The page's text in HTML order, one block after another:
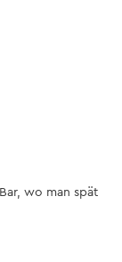
wo man spät